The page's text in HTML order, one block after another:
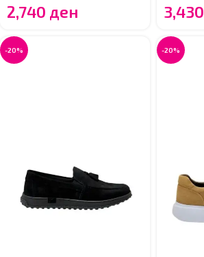
2,740 ден 3,430
-20% -20%